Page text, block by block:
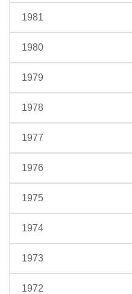
1981
1980
1979
1978
1977
1976
1975
1974
1973
1972